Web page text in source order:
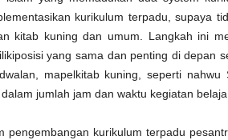
kurikulum terpadu ,supaya
kitab kuning dan umum . Langkah ini
posisiyang sama dan penting didepan
mapelkitab kuning ,seperti nahwu
dalam jumlah jam dan waktu kegiatan
pengembangan kurikulumterpadu